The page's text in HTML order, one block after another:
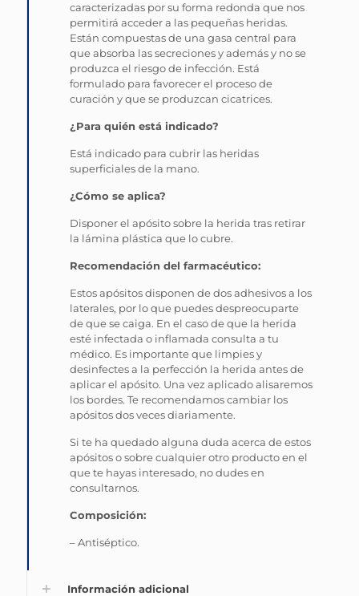
caracterizadas por su forma redonda que nos
permitirá acceder a las pequeñas heridas.
Están compuestas de una gasa central para
que absorba las secreciones y además y no se
produzca el riesgo de infección. Está
formulado para favorecer el proceso de
curación y que se produzcan cicatrices.
¿Para quién está indicado?
Está indicado para cubrir las heridas
superficiales de la mano.
¿Cómo se aplica?
Disponer el apósito sobre la herida tras retirar
la lámina plástica que lo cubre.
Recomendación del farmacéutico:
Estos apósitos disponen de dos adhesivos a los
laterales, por lo que puedes despreocuparte
de que se caiga. En el caso de que la herida
esté infectada o inflamada consulta a tu
médico. Es importante que limpies y
desinfectes a la perfección la herida antes de
aplicar el apósito. Una vez aplicado alisaremos
los bordes. Te recomendamos cambiar los
apósitos dos veces diariamente.
Si te ha quedado alguna duda acerca de estos
apósitos o sobre cualquier otro producto en el
que te hayas interesado, no dudes en
consultarnos.
Composición:
– Antiséptico.
Información adicional